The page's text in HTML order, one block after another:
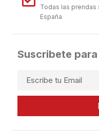
Todas las
España
Suscribete